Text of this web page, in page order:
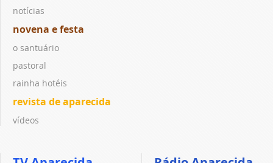
notícias
novena e festa
o santuário
pastoral
rainha hotéis
revista de aparecida
vídeos